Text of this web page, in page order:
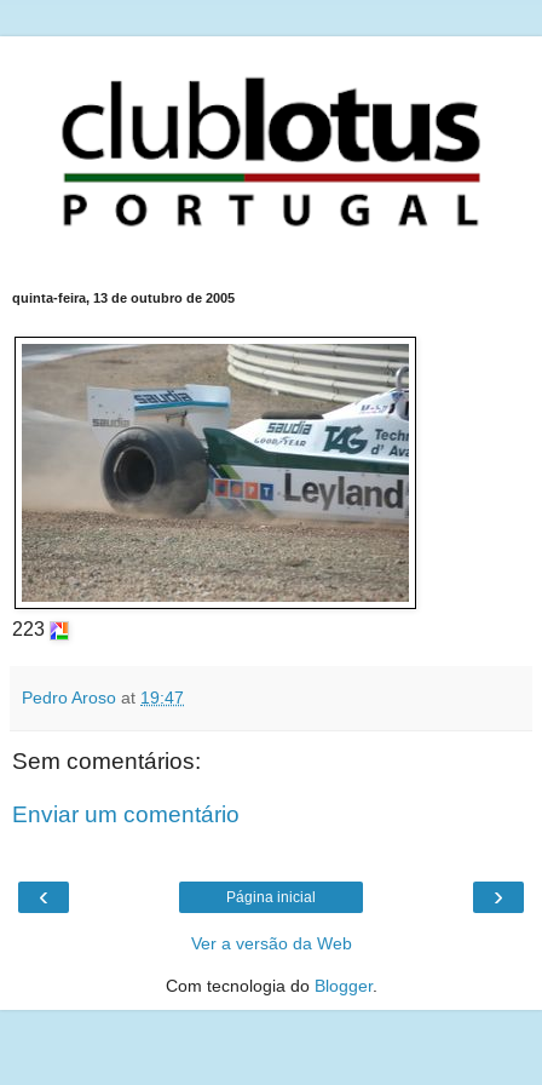
quinta-feira, 13 de outubro de 2005
223
Pedro Aroso at 19:47
Sem comentários:
Enviar um comentário
‹ ›
Página inicial
Ver a versão da Web
Com tecnologia do Blogger.